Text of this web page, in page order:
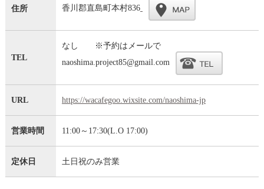
住所 香川郡直島町本村836
TEL
なし ※予約はメールで
naoshima.project85@gmail.com
URL https://wacafegoo.wixsite.com/naoshima-jp
営業時間 11:00～17:30(L.O 17:00)
定休日 土日祝のみ営業